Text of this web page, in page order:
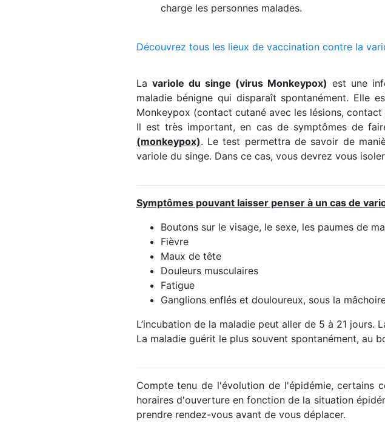
charge les personnes malades.
Découvrez tous les lieux de vaccination contre la
La variole du singe (virus Monkeypox) est une
maladie bénigne qui disparaît spontanément. Elle
Monkeypox (contact cutané avec les lésions,
Il est très important, en cas de symptômes de
(monkeypox). Le test permettra de savoir de
variole du singe. Dans ce cas, vous devrez vous
Symptômes pouvant laisser penser à un cas de
Boutons sur le visage, le sexe, les paumes de
Fièvre
Maux de tête
Douleurs musculaires
Fatigue
Ganglions enflés et douloureux, sous la
L’incubation de la maladie peut aller de 5 à 21 jours.
La maladie guérit le plus souvent spontanément, au
Compte tenu de l'évolution de l'épidémie, certains
horaires d'ouverture en fonction de la situation
prendre rendez-vous avant de vous déplacer.